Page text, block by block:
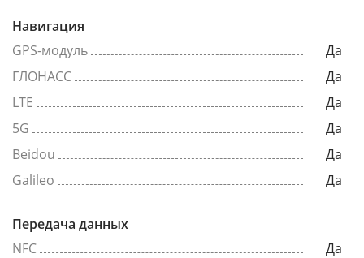
Навигация
GPS-модуль
Да
ГЛОНАСС
Да
LTE
Да
5G
Да
Beidou
Да
Galileo
Да
Передача данных
NFC
Да